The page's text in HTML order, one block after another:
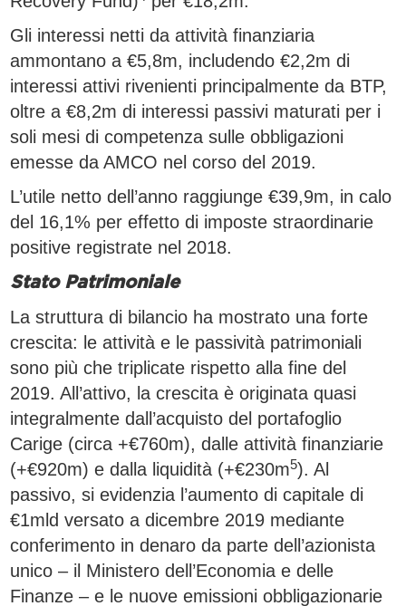
Gli interessi netti da attività finanziaria
ammontano a €5,8m, includendo €2,2m di
interessi attivi rivenienti principalmente da BTP,
oltre a €8,2m di interessi passivi maturati per i
soli mesi di competenza sulle obbligazioni
emesse da AMCO nel corso del 2019.
L’utile netto dell’anno raggiunge €39,9m, in calo
del 16,1% per effetto di imposte straordinarie
positive registrate nel 2018.
Stato Patrimoniale
La struttura di bilancio ha mostrato una forte
crescita: le attività e le passività patrimoniali
sono più che triplicate rispetto alla fine del
2019. All’attivo, la crescita è originata quasi
integralmente dall’acquisto del portafoglio
Carige (circa +€760m), dalle attività finanziarie
(+€920m) e dalla liquidità (+€230m5). Al
passivo, si evidenzia l’aumento di capitale di
€1mld versato a dicembre 2019 mediante
conferimento in denaro da parte dell’azionista
unico – il Ministero dell’Economia e delle
Finanze – e le nuove emissioni obbligazionarie